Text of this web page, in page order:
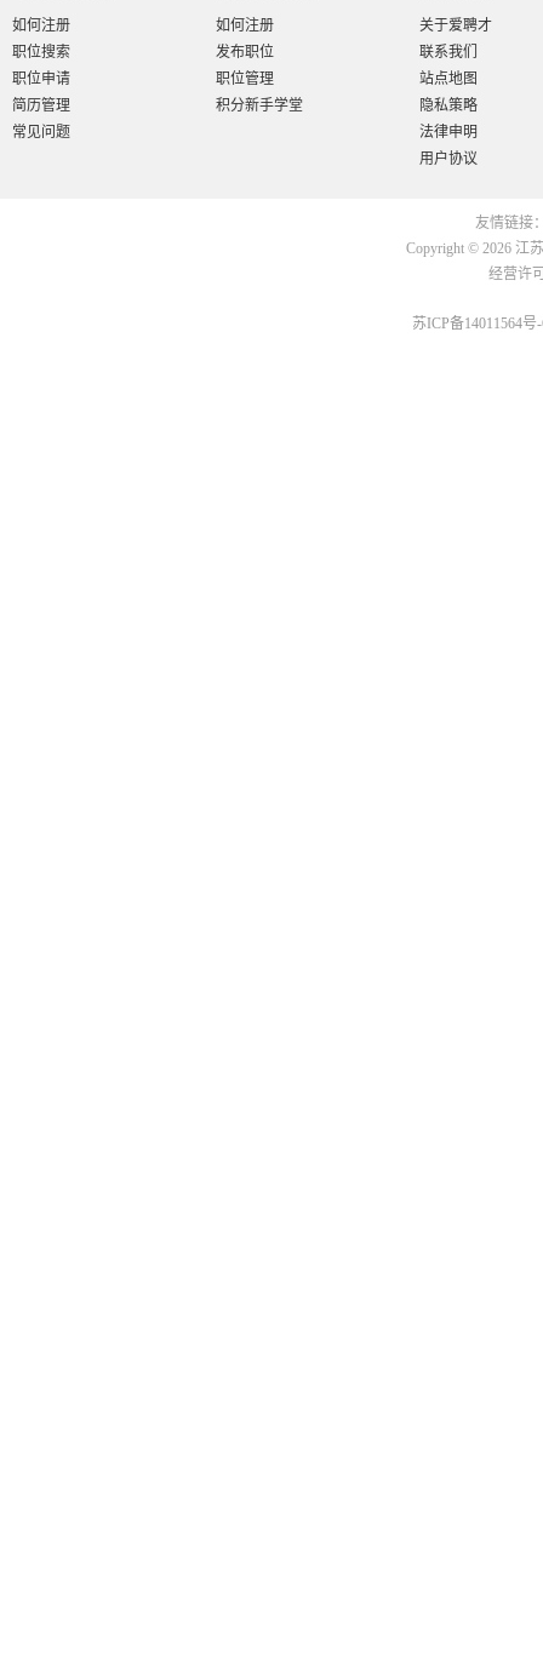
如何注册
职位搜索
职位申请
简历管理
常见问题
如何注册
发布职位
职位管理
积分新手学堂
关于爱聘才
联系我们
站点地图
隐私策略
法律申明
用户协议
友情链接
Copyright © 2026 江
经营许
苏ICP备14011564号-